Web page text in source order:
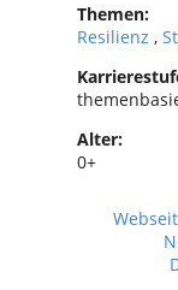
Themen:
Resilienz ,
Alter:
0+